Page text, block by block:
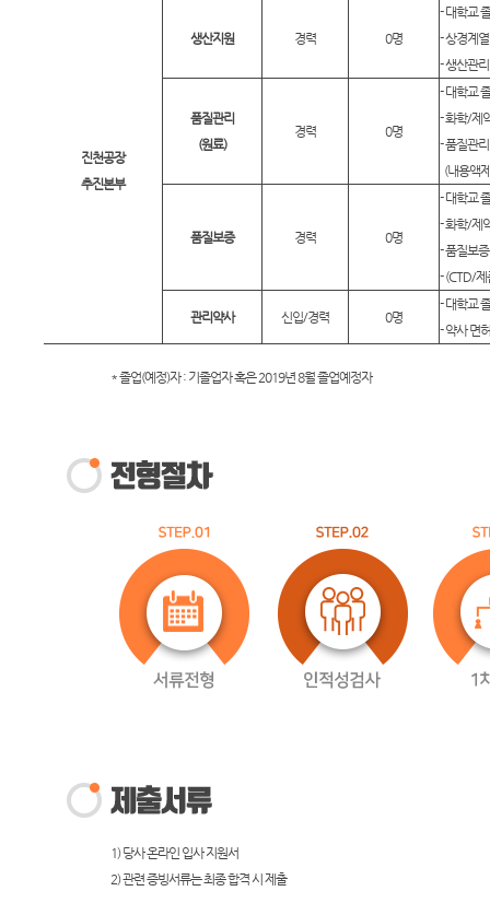
진천공장
추진본부
생산지원 경력 0명
- 대학교
- 상경계
- 생산관
품질관리
(원료)
경력 0명
- 대학교
- 화학/제
- 품질관
(내용액
품질보증 경력 0명
- 대학교
- 화학/제
- 품질보
- (CTD/제
관리약사 신입/경력 0명
- 대학교
- 약사 면
* 졸업(예정)자 : 기졸업자 혹은 2019년 8월 졸업예정자
1) 당사 온라인 입사 지원서
2) 관련 증빙서류는 최종 합격 시 제출